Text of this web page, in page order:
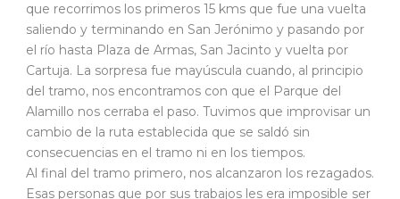
que recorrimos los primeros 15 kms que fue una vuelta
saliendo y terminando en San Jerónimo y pasando por
el río hasta Plaza de Armas, San Jacinto y vuelta por
Cartuja. La sorpresa fue mayúscula cuando, al principio
del tramo, nos encontramos con que el Parque del
Alamillo nos cerraba el paso. Tuvimos que improvisar un
cambio de la ruta establecida que se saldó sin
consecuencias en el tramo ni en los tiempos.
Al final del tramo primero, nos alcanzaron los rezagados.
Esas personas que por sus trabajos les era imposible ser